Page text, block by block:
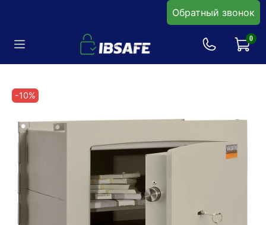
Обратный звонок
0
-10%